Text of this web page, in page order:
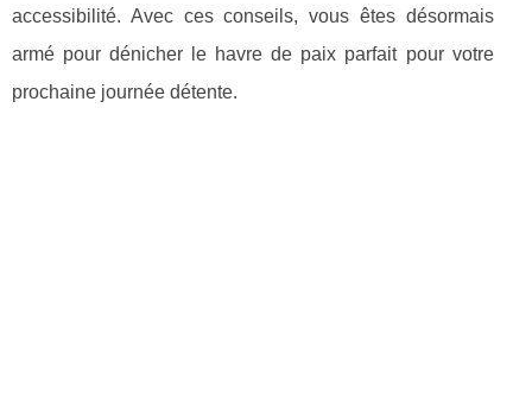
accessibilité. Avec ces conseils, vous êtes désormais
armé pour dénicher le havre de paix parfait pour votre
prochaine journée détente.